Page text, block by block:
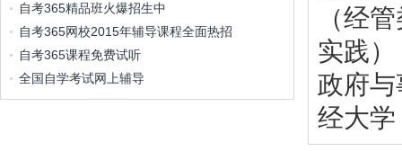
自考365精品班火爆招生中
自考365网校2015年辅导课程全面热招
自考365课程免费试听
全国自学考试网上辅导
（经
实践
政府
经大学